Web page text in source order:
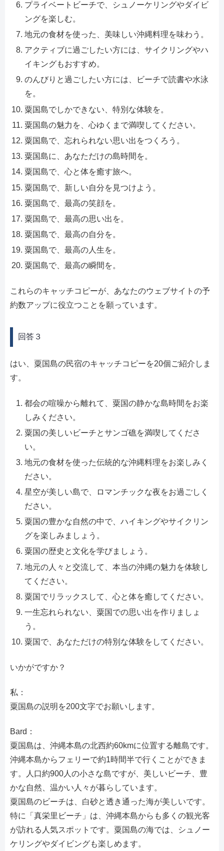
プライベートビーチで、シュノーケリングやダイビ
ングを楽しむ。
地元の食材を使った、美味しい沖縄料理を味わう。
アクティブに過ごしたい方には、サイクリングやハ
イキングもおすすめ。
のんびりと過ごしたい方には、ビーチで読書や水泳
を。
粟国島でしかできない、特別な体験を。
粟国島の魅力を、心ゆくまで満喫してください。
粟国島で、忘れられない思い出をつくろう。
粟国島に、あなただけの島時間を。
粟国島で、心と体を癒す旅へ。
粟国島で、新しい自分を見つけよう。
粟国島で、最高の笑顔を。
粟国島で、最高の思い出を。
粟国島で、最高の自分を。
粟国島で、最高の人生を。
粟国島で、最高の瞬間を。
これらのキャッチコピーが、あなたのウェブサイトの予
約数アップに役立つことを願っています。
回答３
はい、粟国島の民宿のキャッチコピーを20個ご紹介しま
す。
都会の喧噪から離れて、粟国の静かな島時間をお楽
しみください。
粟国の美しいビーチとサンゴ礁を満喫してくださ
い。
地元の食材を使った伝統的な沖縄料理をお楽しみく
ださい。
星空が美しい島で、ロマンチックな夜をお過ごしく
ださい。
粟国の豊かな自然の中で、ハイキングやサイクリン
グを楽しみましょう。
粟国の歴史と文化を学びましょう。
地元の人々と交流して、本当の沖縄の魅力を体験し
てください。
粟国でリラックスして、心と体を癒してください。
一生忘れられない、粟国での思い出を作りましょ
う。
粟国で、あなただけの特別な体験をしてください。
いかがですか？
私：
粟国島の説明を200文字でお願いします。
Bard：
粟国島は、沖縄本島の北西約60kmに位置する離島です。
沖縄本島からフェリーで約1時間半で行くことができま
す。人口約900人の小さな島ですが、美しいビーチ、豊
かな自然、温かい人々が暮らしています。
粟国島のビーチは、白砂と透き通った海が美しいです。
特に「真栄里ビーチ」は、沖縄本島からも多くの観光客
が訪れる人気スポットです。粟国島の海では、シュノー
ケリングやダイビングも楽しめます。